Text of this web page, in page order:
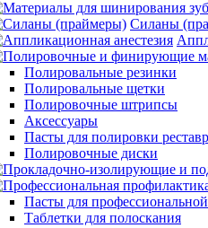
Силаны
Полировальные резинки
Полировальные щетки
Полировочные штрипсы
Аксессуары
Пасты для полировки
Полировочные диски
Пасты для
Таблетки для полоскания